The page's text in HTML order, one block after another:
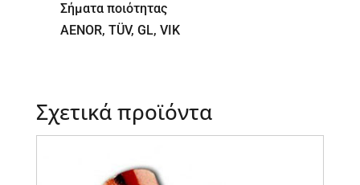
Σήματα ποιότητας
AENOR, TÜV, GL, VIK
Σχετικά προϊόντα